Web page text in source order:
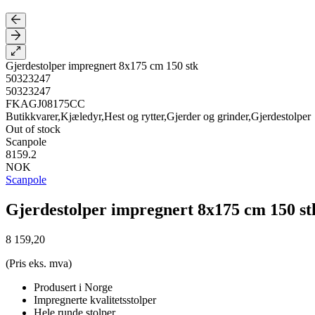
Gjerdestolper impregnert 8x175 cm 150 stk
50323247
50323247
FKAGJ08175CC
Butikkvarer,Kjæledyr,Hest og rytter,Gjerder og grinder,Gjerdestolper
Out of stock
Scanpole
8159.2
NOK
Scanpole
Gjerdestolper impregnert 8x175 cm 150
8 159,20
(Pris eks. mva)
Produsert i Norge
Impregnerte kvalitetsstolper
Hele runde stolper